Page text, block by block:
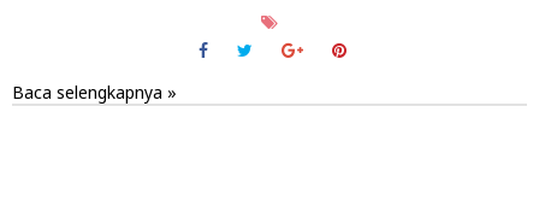
Baca selengkapnya »